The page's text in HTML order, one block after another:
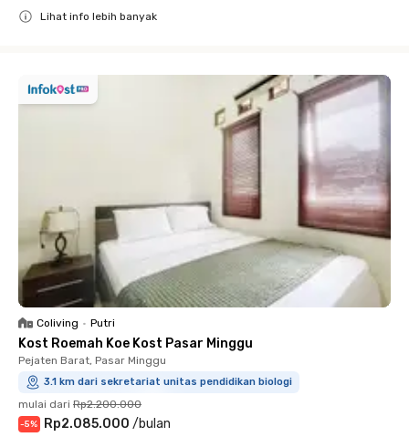
Lihat info lebih banyak
Coliving • Putri
Kost Roemah Koe Kost Pasar Minggu
Pejaten Barat, Pasar Minggu
3.1 km dari sekretariat unitas pendidikan biologi
mulai dari Rp2.200.000
-5% Rp2.085.000 /bulan